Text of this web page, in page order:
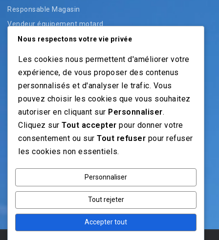
Responsable Magasin
Vendeur équipement motard
Vendeur pièces
Vendeur véhicules occasion
NOS GUIDES
Recrutement moto: Le guide pour recruteurs
NOS RÉSEAUX
Nous respectons votre vie privée
Les cookies nous permettent d'améliorer votre
expérience, de vous proposer des contenus
personnalisés et d'analyser le trafic. Vous
pouvez choisir les cookies que vous souhaitez
autoriser en cliquant sur Personnaliser.
Cliquez sur Tout accepter pour donner votre
consentement ou sur Tout refuser pour refuser
les cookies non essentiels.
Personnaliser
Tout rejeter
Accepter tout